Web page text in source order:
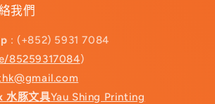
我們
: (+852) 5931 7084
85259317084)
水豚文具Yau Shing Printing